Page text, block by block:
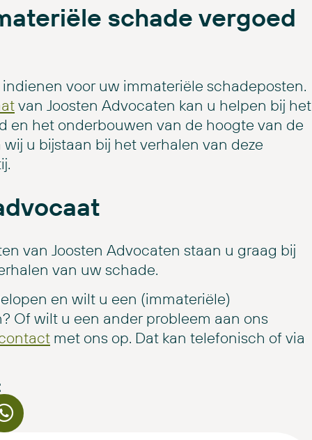
schade vergoed
voor uw immateriële schadeposten.
van Joosten Advocaten kan u helpen bij het
en het onderbouwen van de hoogte van de
u bijstaan bij het verhalen van deze
van Joosten Advocaten staan u graag bij
van uw schade.
en wilt u een (immateriële)
Of wilt u een ander probleem aan ons
ct met ons op. Dat kan telefonisch of via